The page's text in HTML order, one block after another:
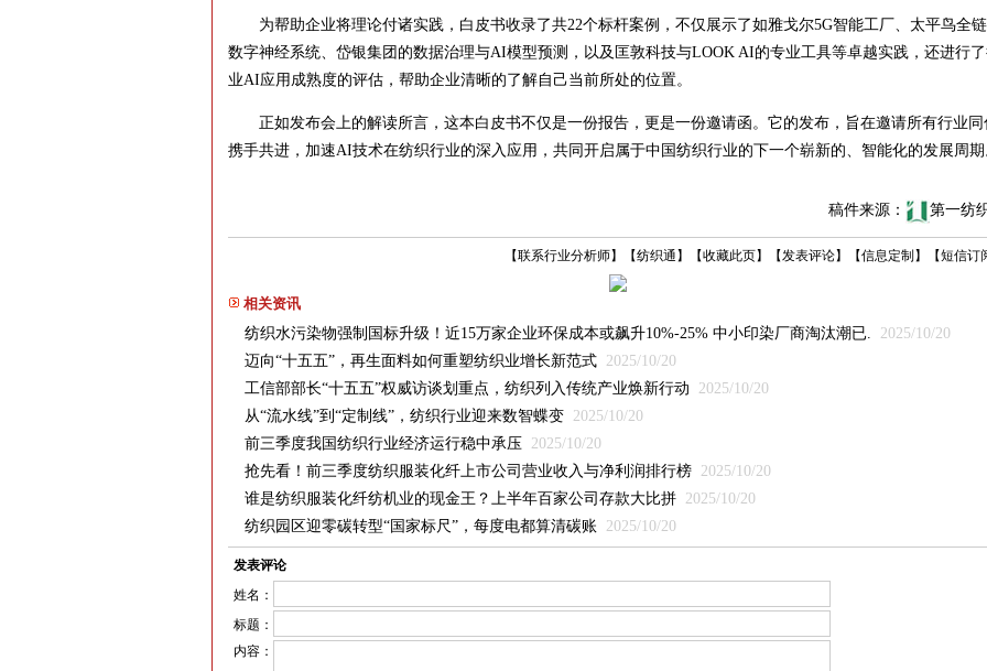
为帮助企业将理论付诸实践，白皮书收录了共22个标杆案例，不仅展示了如雅戈尔5G智能工厂、太平鸟全
数字神经系统、岱银集团的数据治理与AI模型预测，以及匡敦科技与LOOK AI的专业工具等卓越实践，还进行
业AI应用成熟度的评估，帮助企业清晰的了解自己当前所处的位置。
正如发布会上的解读所言，这本白皮书不仅是一份报告，更是一份邀请函。它的发布，旨在邀请所有行业同
携手共进，加速AI技术在纺织行业的深入应用，共同开启属于中国纺织行业的下一个崭新的、智能化的发展周期
稿件来源： 第一纺
【短信订
【信息定制】
【发表评论】
【收藏此页】
【纺织通】
【联系行业分析师】
相关资讯
纺织水污染物强制国标升级！近15万家企业环保成本或飙升10%-25% 中小印染厂商淘汰潮已.
2025/10/20
迈向“十五五”，再生面料如何重塑纺织业增长新范式 2025/10/20
工信部部长“十五五”权威访谈划重点，纺织列入传统产业焕新行动
2025/10/20
从“流水线”到“定制线”，纺织行业迎来数智蝶变 2025/10/20
前三季度我国纺织行业经济运行稳中承压
2025/10/20
抢先看！前三季度纺织服装化纤上市公司营业收入与净利润排行榜 2025/10/20
谁是纺织服装化纤纺机业的现金王？上半年百家公司存款大比拼 2025/10/20
纺织园区迎零碳转型“国家标尺”，每度电都算清碳账
2025/10/20
发表评论
姓名：
标题：
内容：